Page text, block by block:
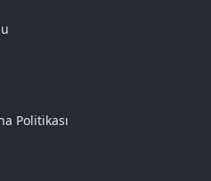
Politikası